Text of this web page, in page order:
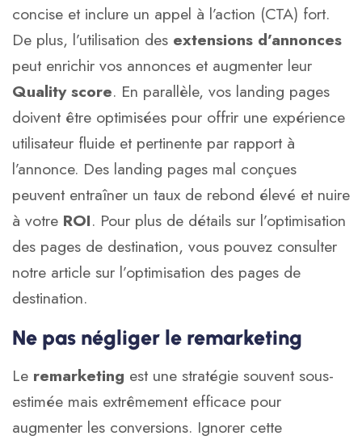
concise et inclure un appel à l’action (CTA) fort.
De plus, l’utilisation des extensions d’annonces
peut enrichir vos annonces et augmenter leur
Quality score. En parallèle, vos landing pages
doivent être optimisées pour offrir une expérience
utilisateur fluide et pertinente par rapport à
l’annonce. Des landing pages mal conçues
peuvent entraîner un taux de rebond élevé et nuire
à votre ROI. Pour plus de détails sur l’optimisation
des pages de destination, vous pouvez consulter
notre article sur l’optimisation des pages de
destination.
Ne pas négliger le remarketing
Le remarketing est une stratégie souvent sous-
estimée mais extrêmement efficace pour
augmenter les conversions. Ignorer cette